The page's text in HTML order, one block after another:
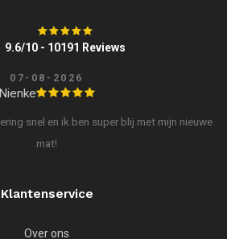
9.6/10 - 10191 Reviews
07-08-2026
Nienke
snel en ik ben super blij met mijn nieuwe
mat!
Klantenservice
Over ons